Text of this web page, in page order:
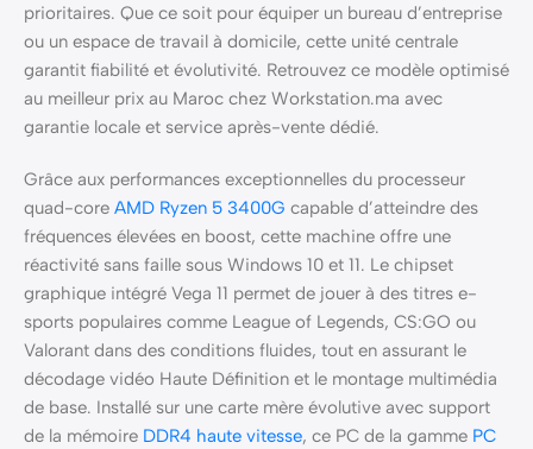
prioritaires. Que ce soit pour équiper un bureau d’entreprise
ou un espace de travail à domicile, cette unité centrale
garantit fiabilité et évolutivité. Retrouvez ce modèle optimisé
au meilleur prix au Maroc chez Workstation.ma avec
garantie locale et service après-vente dédié.
Grâce aux performances exceptionnelles du processeur
quad-core AMD Ryzen 5 3400G capable d’atteindre des
fréquences élevées en boost, cette machine offre une
réactivité sans faille sous Windows 10 et 11. Le chipset
graphique intégré Vega 11 permet de jouer à des titres e-
sports populaires comme League of Legends, CS:GO ou
Valorant dans des conditions fluides, tout en assurant le
décodage vidéo Haute Définition et le montage multimédia
de base. Installé sur une carte mère évolutive avec support
de la mémoire DDR4 haute vitesse, ce PC de la gamme PC